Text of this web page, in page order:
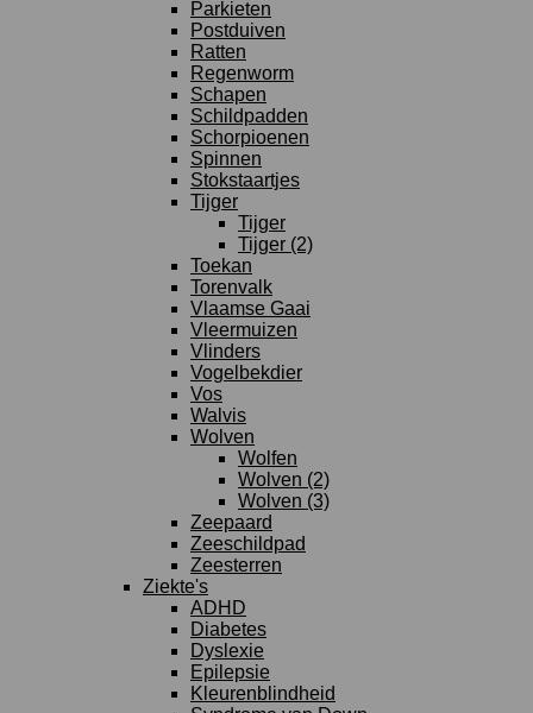
Parkieten
Postduiven
Ratten
Regenworm
Schapen
Schildpadden
Schorpioenen
Spinnen
Stokstaartjes
Tijger
Tijger
Tijger (2)
Toekan
Torenvalk
Vlaamse Gaai
Vleermuizen
Vlinders
Vogelbekdier
Vos
Walvis
Wolven
Wolfen
Wolven (2)
Wolven (3)
Zeepaard
Zeeschildpad
Zeesterren
Ziekte's
ADHD
Diabetes
Dyslexie
Epilepsie
Kleurenblindheid